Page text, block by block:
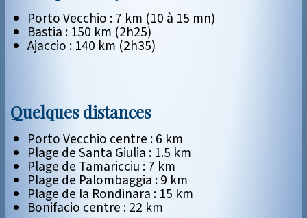
Porto Vecchio : 7 km (10 à 15 mn)
Bastia : 150 km (2h25)
Ajaccio : 140 km (2h35)
Quelques distances
Porto Vecchio centre : 6 km
Plage de Santa Giulia : 1.5 km
Plage de Tamaricciu : 7 km
Plage de Palombaggia : 9 km
Plage de la Rondinara : 15 km
Bonifacio centre : 22 km